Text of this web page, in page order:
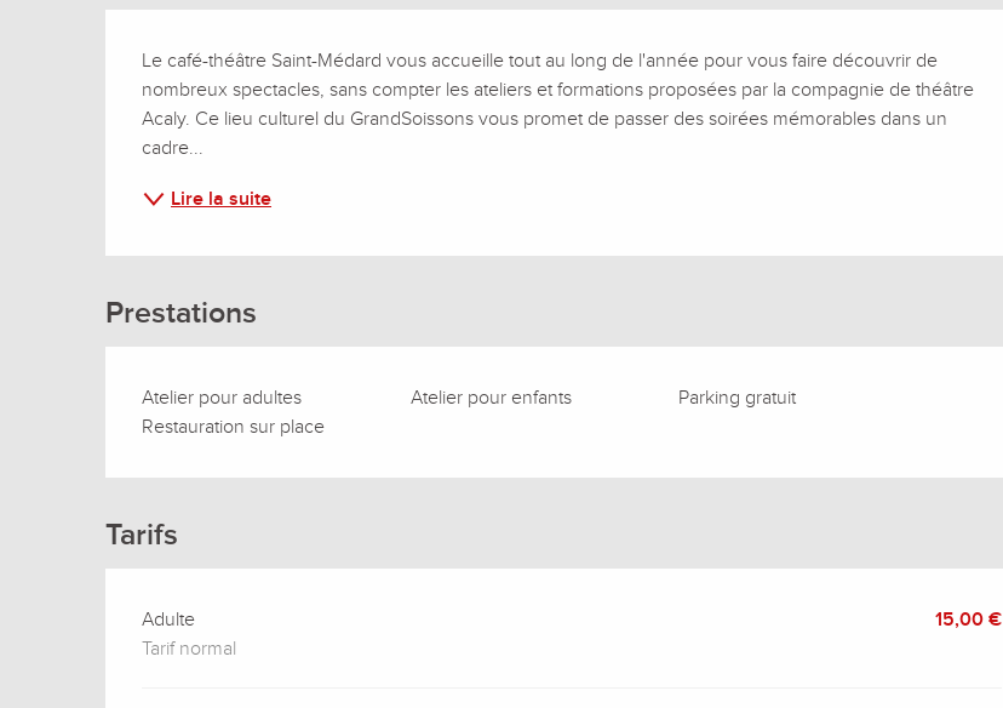
Description
Le café-théâtre Saint-Médard vous accueille tout au long de l'année pour vous faire découvrir de
nombreux spectacles, sans compter les ateliers et formations proposées par la compagnie de théâtre
Acaly. Ce lieu culturel du GrandSoissons vous promet de passer des soirées mémorables dans un
cadre...
Lire la suite
Prestations
Atelier pour adultes Atelier pour enfants
Parking gratuit
Restauration sur place
Tarifs
Adulte
Tarif normal
15,00 €